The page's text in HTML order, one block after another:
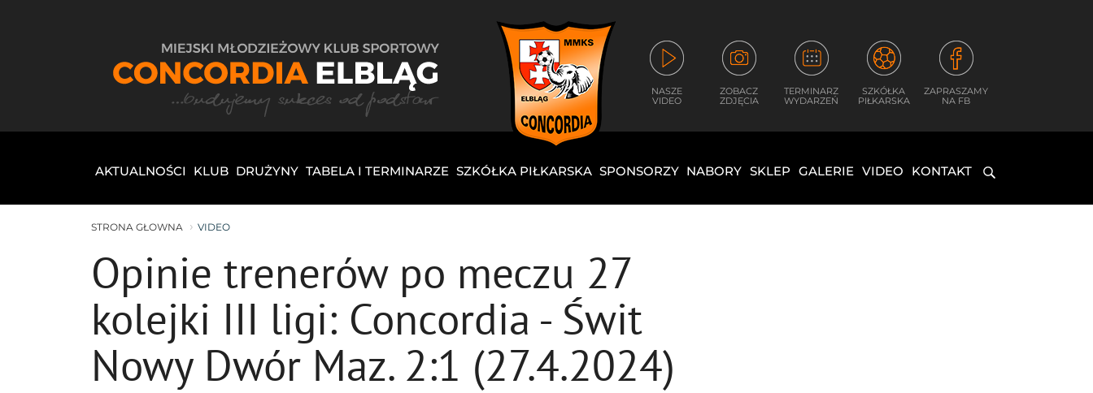
NASZE
VIDEO
ZOBACZ
ZDJĘCIA
TERMINARZ
WYDARZEŃ
SZKÓŁKA
PIŁKARSKA
ZAPRASZAMY
NA FB
AKTUALNOŚCI KLUB DRUŻYNY TABELA I TERMINARZE SZKÓŁKA PIŁKARSKA SPONSORZY NABORY SKLEP GALERIE VIDEO KONTAKT
STRONA GŁOWNA VIDEO
Opinie trenerów po meczu 27
kolejki III ligi: Concordia - Świt
Nowy Dwór Maz. 2:1 (27.4.2024)